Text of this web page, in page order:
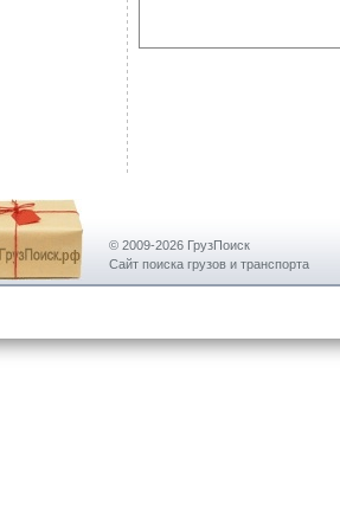
© 2009-2026 ГрузПоиск
Сайт поиска грузов и транспорта